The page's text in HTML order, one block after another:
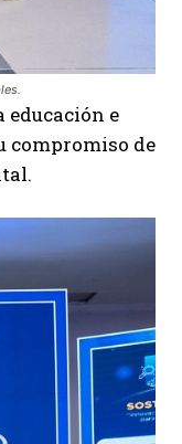
e
compromiso de